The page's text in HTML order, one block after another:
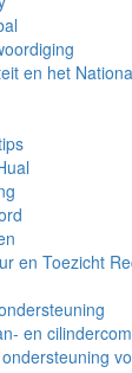
en het
en Toezicht
en